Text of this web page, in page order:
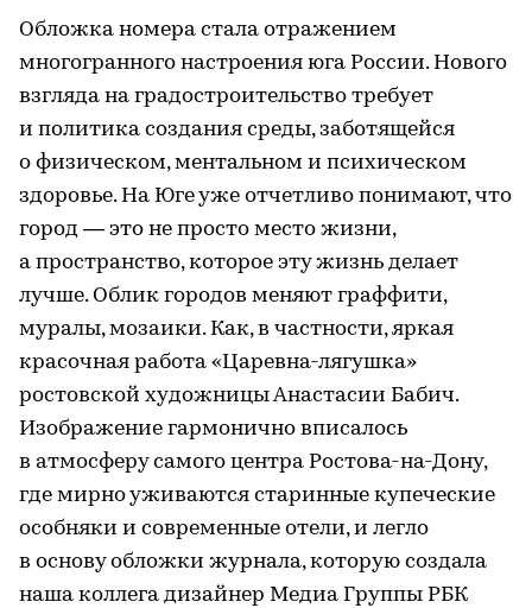
Обложка номера стала отражением
многогранного настроения юга России. Нового
взгляда на градостроительство требует
и политика создания среды, заботящейся
о физическом, ментальном и психическом
здоровье. На Юге уже отчетливо понимают, что
город — это не просто место жизни,
а пространство, которое эту жизнь делает
лучше. Облик городов меняют граффити,
муралы, мозаики. Как, в частности, яркая
красочная работа «Царевна-лягушка»
ростовской художницы Анастасии Бабич.
Изображение гармонично вписалось
в атмосферу самого центра Ростова-на-Дону,
где мирно уживаются старинные купеческие
особняки и современные отели, и легло
в основу обложки журнала, которую создала
наша коллега дизайнер Медиа Группы РБК